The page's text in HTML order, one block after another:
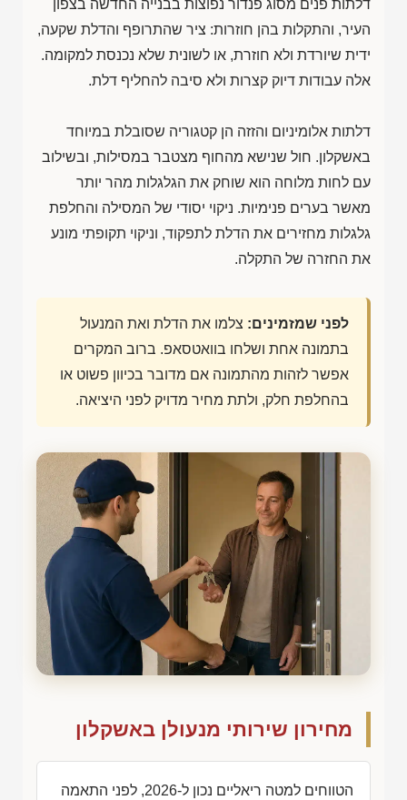
דלתות פנים מסוג פנדור נפוצות בבנייה החדשה בצפון
העיר, והתקלות בהן חוזרות: ציר שהתרופף והדלת שקעה,
ידית שיורדת ולא חוזרת, או לשונית שלא נכנסת למקומה.
אלה עבודות דיוק קצרות ולא סיבה להחליף דלת.
דלתות אלומיניום והזזה הן קטגוריה שסובלת במיוחד
באשקלון. חול שנישא מהחוף מצטבר במסילות, ובשילוב
עם לחות מלוחה הוא שוחק את הגלגלות מהר יותר
מאשר בערים פנימיות. ניקוי יסודי של המסילה והחלפת
גלגלות מחזירים את הדלת לתפקוד, וניקוי תקופתי מונע
את החזרה של התקלה.
לפני שמזמינים: צלמו את הדלת ואת המנעול
בתמונה אחת ושלחו בוואטסאפ. ברוב המקרים
אפשר לזהות מהתמונה אם מדובר בכיוון פשוט או
בהחלפת חלק, ולתת מחיר מדויק לפני היציאה.
מחירון שירותי מנעולן באשקלון
הטווחים למטה ריאליים נכון ל-2026, לפני התאמה